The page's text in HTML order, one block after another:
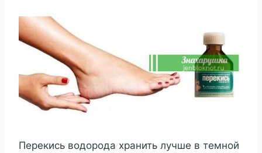
Перекись водорода хранить лучше в темной